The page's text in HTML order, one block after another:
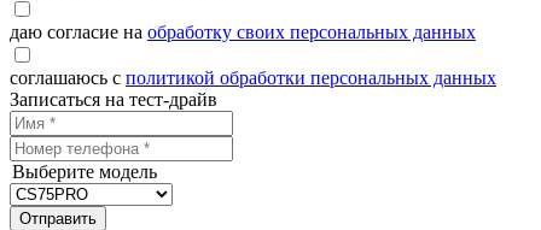
даю согласие на обработку своих персональных данных
соглашаюсь с политикой обработки персональных данных
Записаться на тест-драйв
Выберите модель
Отправить